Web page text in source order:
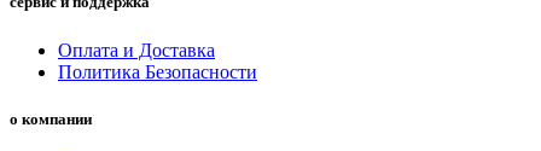
Оплата и Доставка
Политика Безопасности
о компании